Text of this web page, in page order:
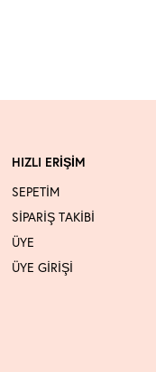
HIZLI ERİŞİM
SEPETİM
SİPARİŞ TAKİBİ
ÜYE
ÜYE GİRİŞİ